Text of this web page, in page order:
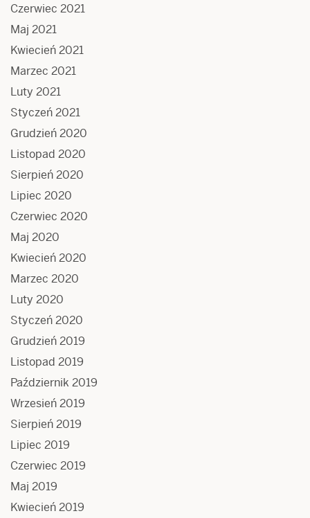
Czerwiec 2021
Maj 2021
Kwiecień 2021
Marzec 2021
Luty 2021
Styczeń 2021
Grudzień 2020
Listopad 2020
Sierpień 2020
Lipiec 2020
Czerwiec 2020
Maj 2020
Kwiecień 2020
Marzec 2020
Luty 2020
Styczeń 2020
Grudzień 2019
Listopad 2019
Październik 2019
Wrzesień 2019
Sierpień 2019
Lipiec 2019
Czerwiec 2019
Maj 2019
Kwiecień 2019